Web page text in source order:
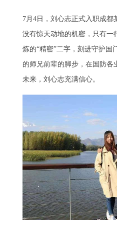
7月4日，刘心志正式入职成都
没有惊天动地的机密，只有
炼的“精密”二字，刻进守护国
的师兄前辈的脚步，在国防各
未来，刘心志充满信心。